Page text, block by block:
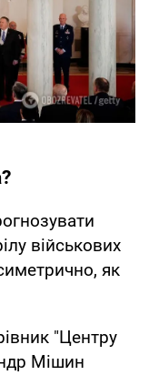
військових
як
"Центру
Мішин